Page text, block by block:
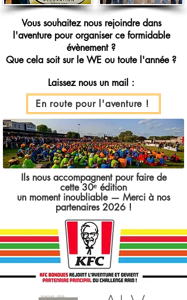
Vous souhaitez nous rejoindre dans
l'aventure pour organiserce formidable
évènement ?
Que cela soit sur le WE ou toute l'année ?
Laissez nous un mail :
En route pour l'aventure !
Ils nous accompagnent pour faire de
cette 30ᵉ édition
un moment inoubliable — Merci à nos
partenaires 2026 !